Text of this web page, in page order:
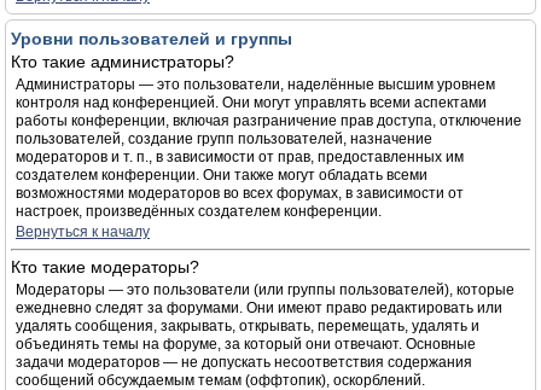
Уровни пользователей и группы
Кто такие администраторы?
Администраторы — это пользователи, наделённые высшим уровнем
контроля над конференцией. Они могут управлять всеми аспектами
работы конференции, включая разграничение прав доступа, отключение
пользователей, создание групп пользователей, назначение
модераторов и т. п., в зависимости от прав, предоставленных им
создателем конференции. Они также могут обладать всеми
возможностями модераторов во всех форумах, в зависимости от
настроек, произведённых создателем конференции.
Вернуться к началу
Кто такие модераторы?
Модераторы — это пользователи (или группы пользователей), которые
ежедневно следят за форумами. Они имеют право редактировать или
удалять сообщения, закрывать, открывать, перемещать, удалять и
объединять темы на форуме, за который они отвечают. Основные
задачи модераторов — не допускать несоответствия содержания
сообщений обсуждаемым темам (оффтопик), оскорблений.